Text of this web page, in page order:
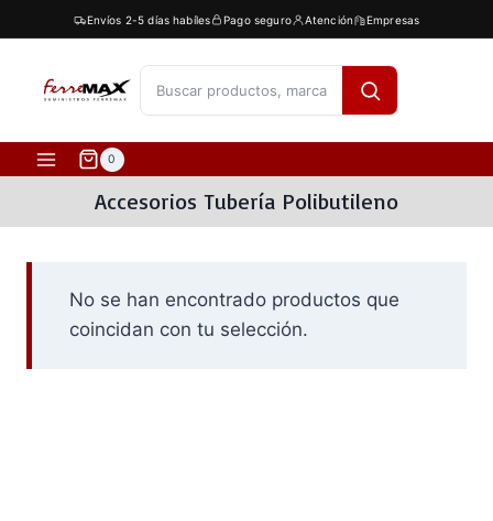
al
contenido
Envíos 2-5 días habíles Pago seguro Atención Empresas
0
Accesorios Tubería Polibutileno
No se han encontrado productos que
coincidan con tu selección.